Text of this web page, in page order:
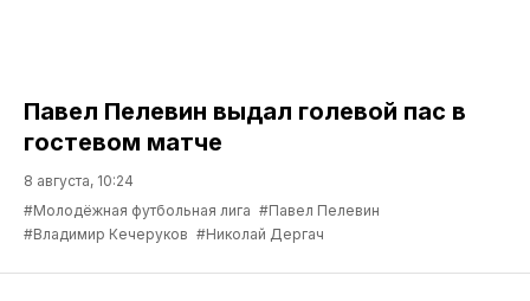
Павел Пелевин выдал голевой пас в
гостевом матче
8 августа, 10:24
#Молодёжная футбольная лига #Павел Пелевин
#Владимир Кечеруков #Николай Дергач